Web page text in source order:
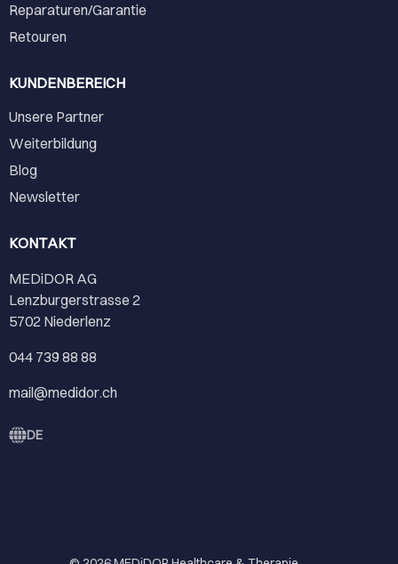
Reparaturen/Garantie
Retouren
KUNDENBEREICH
Unsere Partner
Weiterbildung
Blog
Newsletter
KONTAKT
MEDiDOR AG
Lenzburgerstrasse 2
5702 Niederlenz
044 739 88 88
mail@medidor.ch
DE